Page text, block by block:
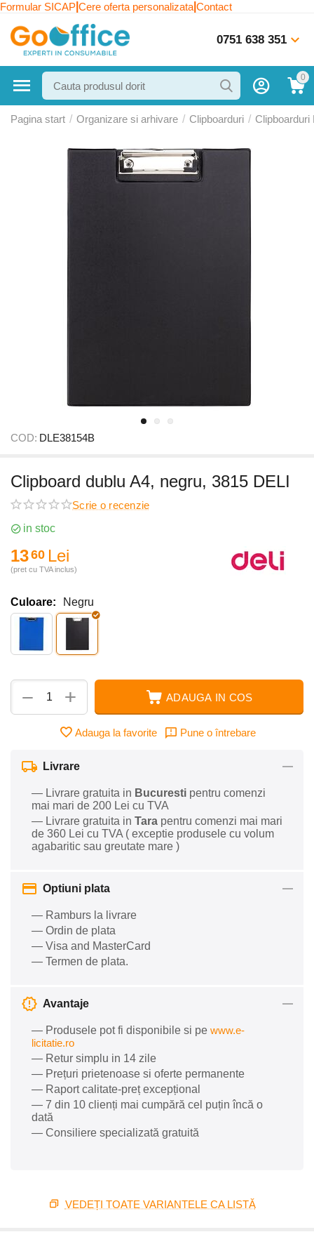
Formular SICAP Cere oferta personalizata Contact
0751 638 351
0
Pagina start / Organizare si arhivare / Clipboarduri / Clipboarduri
COD: DLE38154B
Clipboard dublu A4, negru, 3815 DELI
Scrie o recenzie
in stoc
1360 Lei
(pret cu TVA inclus)
Culoare: Negru
+
− ADAUGA IN COS
Adauga la favorite Pune o întrebare
Livrare
— Livrare gratuita in Bucuresti pentru comenzi
mai mari de 200 Lei cu TVA
— Livrare gratuita in Tara pentru comenzi mai mari
de 360 Lei cu TVA ( exceptie produsele cu volum
agabaritic sau greutate mare )
Optiuni plata
— Ramburs la livrare
— Ordin de plata
— Visa and MasterCard
— Termen de plata.
Avantaje
— Produsele pot fi disponibile si pe www.e-
licitatie.ro
— Retur simplu in 14 zile
— Prețuri prietenoase si oferte permanente
— Raport calitate-preț excepțional
— 7 din 10 clienți mai cumpără cel puțin încă o
dată
— Consiliere specializată gratuită
VEDEȚI TOATE VARIANTELE CA LISTĂ